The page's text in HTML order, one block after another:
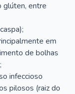
glúten, entre
em
de bolhas
infeccioso
pilosos (raiz do